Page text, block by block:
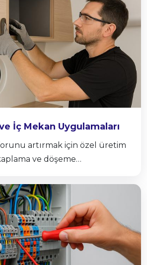
İç Mekan Uygulamaları
artırmak için özel üretim
ve döşeme